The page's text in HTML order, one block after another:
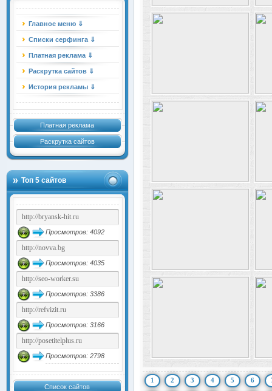
Главное меню ⇓
Списки серфинга ⇓
Платная реклама ⇓
Раскрутка сайтов ⇓
История рекламы ⇓
Платная реклама
Раскрутка сайтов
Топ 5 сайтов
Просмотров: 4092
Просмотров: 4035
Просмотров: 3386
Просмотров: 3166
Просмотров: 2798
Список сайтов
1 2 3 4 5 6